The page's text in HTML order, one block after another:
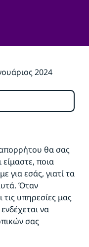
2024
θα σας
ποια
για εσάς, γιατί τα
Όταν
τις υπηρεσίες μας
να
σας